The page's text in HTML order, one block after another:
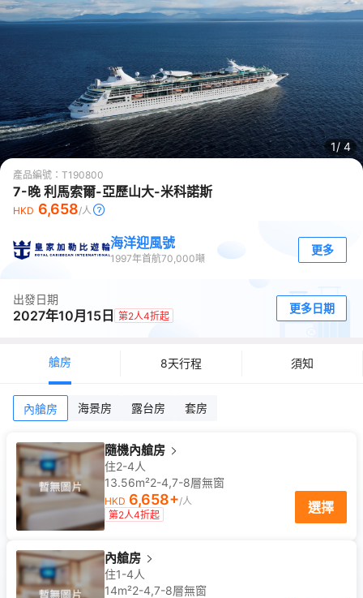
1/ 4
產品編號： T190800
7-晚 利馬索爾-亞歷山大-米科諾斯
HKD 6,658/人
海洋迎風號
1997年首航70,000噸
更多
出發日期
2027年10月15日 第2人4折起
更多日期
艙房 8天行程 須知
內艙房 海景房 露台房 套房
隨機內艙房
住2-4人
13.56m²2-4,7-8層無窗
HKD 6,658+/人
第2人4折起
選擇
內艙房
住1-4人
14m²2-4,7-8層無窗